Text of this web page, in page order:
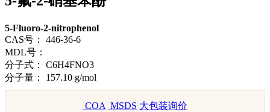
5-Fluoro-2-nitrophenol
CAS号：
446-36-6
MDL号：
分子式：
C6H4FNO3
分子量：
157.10 g/mol
COA MSDS 大包装询价